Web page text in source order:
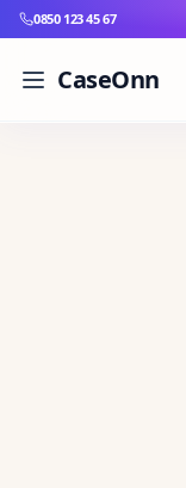
0850 123 45 67
CaseOnn